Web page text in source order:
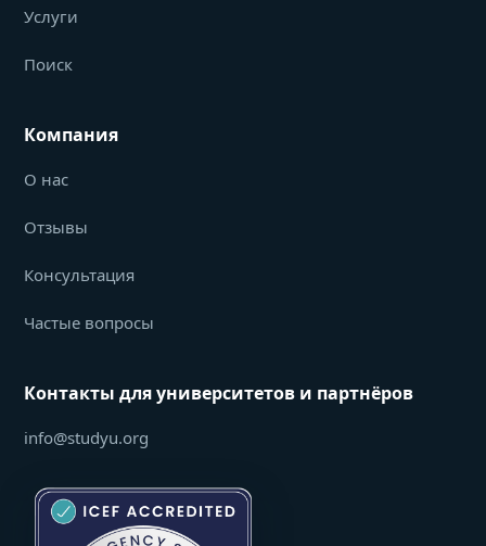
Услуги
Поиск
Компания
О нас
Отзывы
Консультация
Частые вопросы
Контакты для университетов и партнёров
info@studyu.org